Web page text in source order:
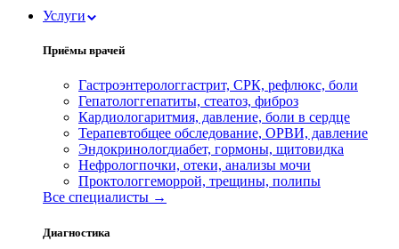
Услуги
Приёмы врачей
Гастроэнтерологгастрит, СРК, рефлюкс, боли
Гепатологгепатиты, стеатоз, фиброз
Кардиологаритмия, давление, боли в сердце
Терапевтобщее обследование, ОРВИ, давление
Эндокринологдиабет, гормоны, щитовидка
Нефрологпочки, отеки, анализы мочи
Проктологгеморрой, трещины, полипы
Все специалисты →
Диагностика